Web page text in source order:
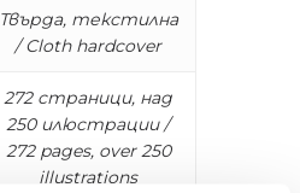
Твърда, текстилна
/ Cloth hardcover
272 страници, над
250 илюстрации /
272 pages, over 250
illustrations